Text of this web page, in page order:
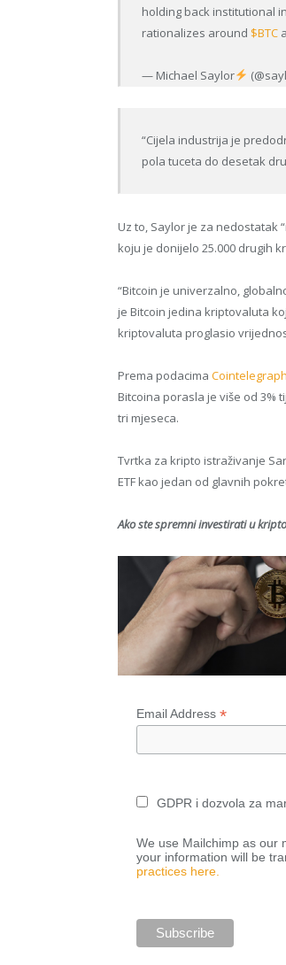
holding back institutional
rationalizes around $BTC
— Michael Saylor
“Cijela industrija je
pola tuceta do desetak
Uz to, Saylor je za nedostatak
koju je donijelo 25.000 drugih
“Bitcoin je univerzalno,
je Bitcoin jedina kriptovaluta
kriptovaluta proglasio
Prema podacima
Bitcoina porasla je više od 3%
tri mjeseca.
Tvrtka za kripto istraživanje
ETF kao jedan od glavnih
Ako ste spremni investirati u
Email Address*
GDPR i dozvola za
We use Mailchimp as our
your information will be
practices here.